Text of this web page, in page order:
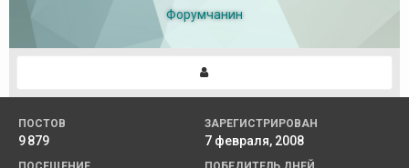
Форумчанин
ПОСТОВ
9 879
ЗАРЕГИСТРИРОВАН
7 февраля, 2008